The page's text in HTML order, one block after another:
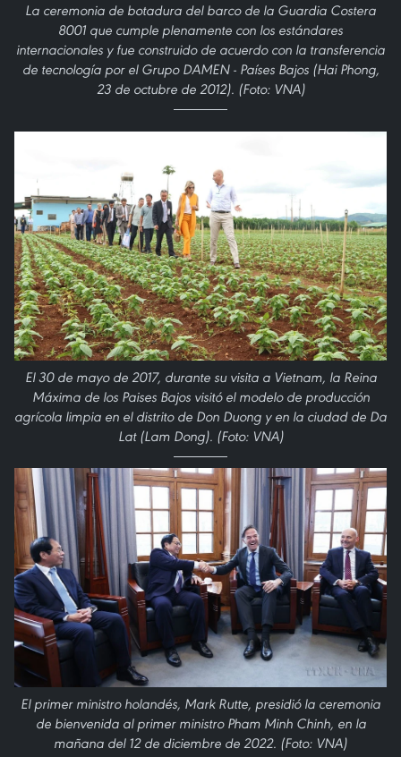
La ceremonia de botadura del barco de la Guardia Costera
8001 que cumple plenamente con los estándares
internacionales y fue construido de acuerdo con la transferencia
de tecnología por el Grupo DAMEN - Países Bajos (Hai Phong,
23 de octubre de 2012). (Foto: VNA)
El 30 de mayo de 2017, durante su visita a Vietnam, la Reina
Máxima de los Paises Bajos visitó el modelo de producción
agrícola limpia en el distrito de Don Duong y en la ciudad de Da
Lat (Lam Dong). (Foto: VNA)
El primer ministro holandés, Mark Rutte, presidió la ceremonia
de bienvenida al primer ministro Pham Minh Chinh, en la
mañana del 12 de diciembre de 2022. (Foto: VNA)